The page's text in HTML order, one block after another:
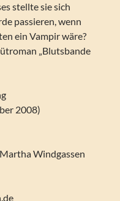
stellte sie sich
passieren, wenn
ein Vampir wäre?
„Blutsbande
2008)
Windgassen